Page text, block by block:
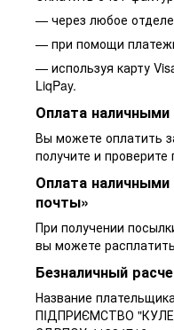
— через любое
— при помощи
— используя карту
LiqPay.
Оплата
Вы можете оплатить
получите и проверите
Оплата
почты»
При получении
вы можете
Безналичный
Название
ПIДПРИЄМСТВО